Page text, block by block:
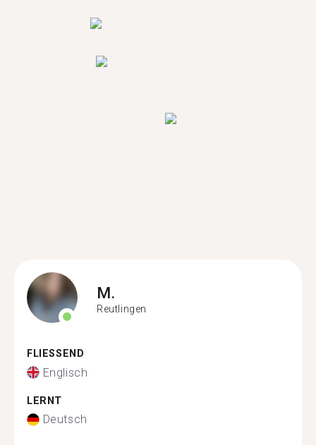
M.
Reutlingen
FLIESSEND
Englisch
LERNT
Deutsch